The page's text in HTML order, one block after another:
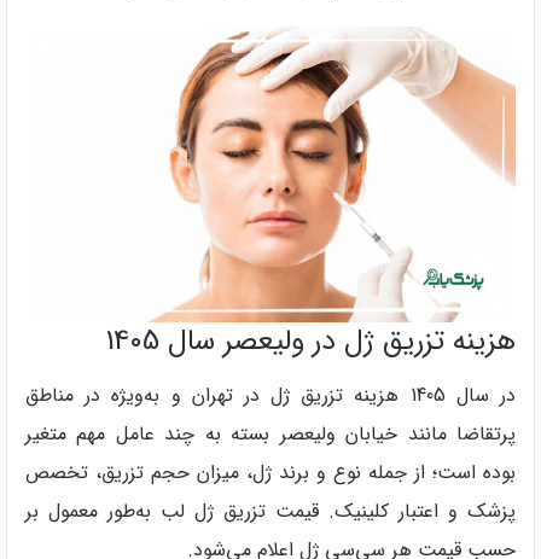
هزینه تزریق ژل در ولیعصر سال 1405
در سال 1405 هزینه تزریق ژل در تهران و به‌ویژه در مناطق
پرتقاضا مانند خیابان ولیعصر بسته به چند عامل مهم متغیر
بوده است؛ از جمله نوع و برند ژل، میزان حجم تزریق، تخصص
پزشک و اعتبار کلینیک. قیمت تزریق ژل لب به‌طور معمول بر
حسب قیمت هر سی‌سی ژل اعلام می‌شود.